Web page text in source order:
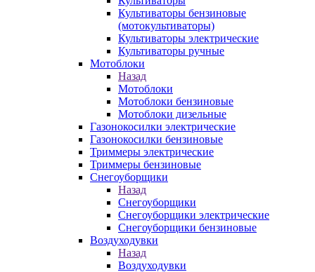
Культиваторы бензиновые
(мотокультиваторы)
Культиваторы электрические
Культиваторы ручные
Мотоблоки
Назад
Мотоблоки
Мотоблоки бензиновые
Мотоблоки дизельные
Газонокосилки электрические
Газонокосилки бензиновые
Триммеры электрические
Триммеры бензиновые
Снегоуборщики
Назад
Снегоуборщики
Снегоуборщики электрические
Снегоуборщики бензиновые
Воздуходувки
Назад
Воздуходувки